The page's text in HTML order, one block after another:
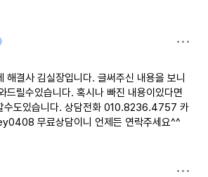
해결사 김실장입니다. 글써주신 내용을 보니
드릴수있습니다. 혹시나 빠진 내용이있다면
수도있습니다. 상담전화 010.8236.4757 카
무료상담이니 언제든 연락주세요^^